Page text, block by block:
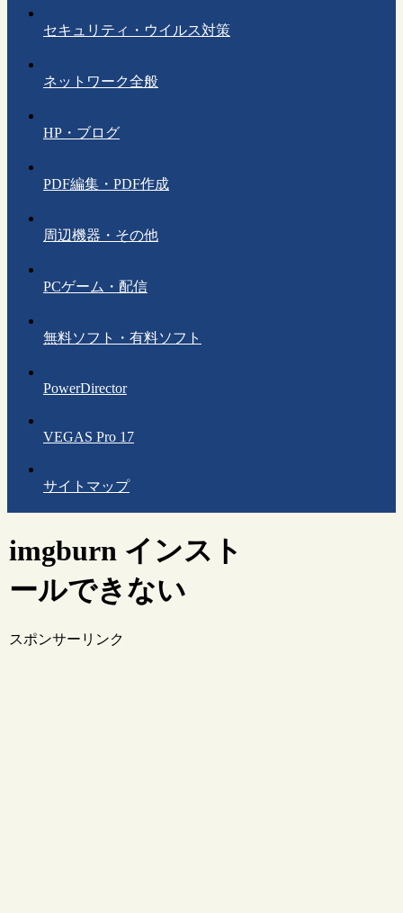
セキュリティ・ウイルス対策
ネットワーク全般
HP・ブログ
PDF編集・PDF作成
周辺機器・その他
PCゲーム・配信
無料ソフト・有料ソフト
PowerDirector
VEGAS Pro 17
サイトマップ
imgburn インスト
ールできない
スポンサーリンク